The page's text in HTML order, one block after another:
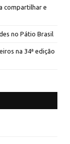
compartilhar e
no Pátio Brasil
na 34ª edição